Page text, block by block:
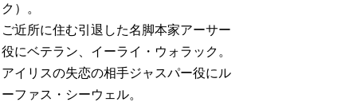
ク）。
ご近所に住む引退した名脚本家アーサー
役にベテラン、イーライ・ウォラック。
アイリスの失恋の相手ジャスパー役にル
ーファス・シーウェル。